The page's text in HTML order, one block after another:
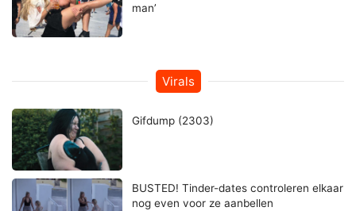
man’
Virals
Gifdump (2303)
BUSTED! Tinder-dates controleren elkaar
nog even voor ze aanbellen